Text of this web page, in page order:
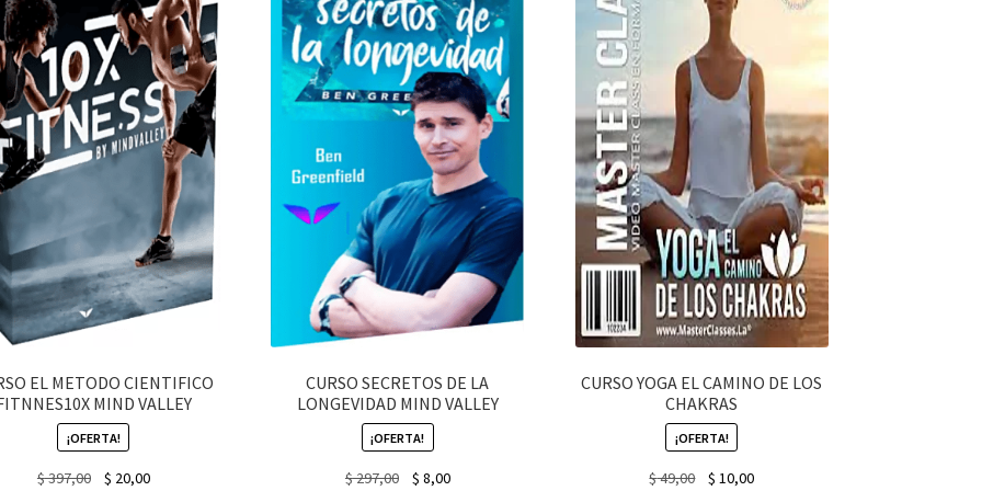
EL METODO CIENTIFICO
MIND VALLEY
¡OFERTA!
$397,00
Original
$ 20,00Current
CURSO SECRETOS DE LA
LONGEVIDAD MIND VALLEY
¡OFERTA!
$297,00
Original
$ 8,00Current
CURSO YOGA EL CAMINO DE LOS
CHAKRAS
¡OFERTA!
$49,00
Original
$ 10,00Current